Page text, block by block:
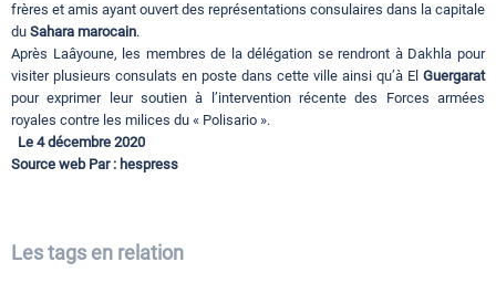
frères et amis ayant ouvert des représentations consulaires dans la capitale
du Sahara marocain.
Après Laâyoune, les membres de la délégation se rendront à Dakhla pour
visiter plusieurs consulats en poste dans cette ville ainsi qu’à El Guergarat
pour exprimer leur soutien à l’intervention récente des Forces armées
royales contre les milices du « Polisario ».
Le 4 décembre 2020
Source web Par : hespress
Les tags en relation